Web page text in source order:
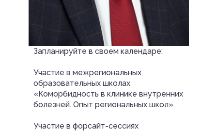
Запланируйте в своем календаре:
Участие в межрегиональных
образовательных школах
«Коморбидность в клинике внутренних
болезней. Опыт региональных школ».
Участие в форсайт-сессиях